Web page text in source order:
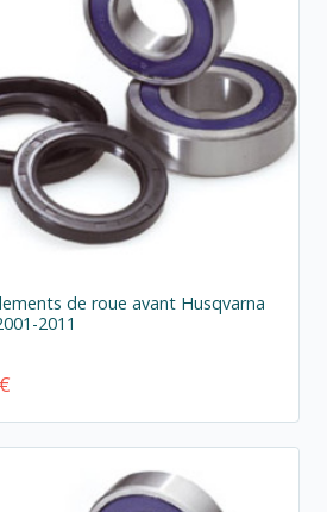
de roue avant Husqvarna
2011